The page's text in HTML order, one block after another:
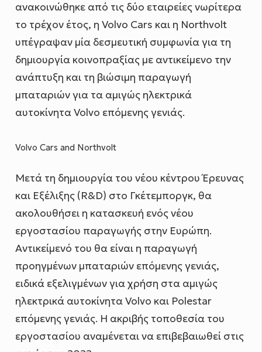
ανακοινώθηκε από τις δύο εταιρείες νωρίτερα
το τρέχον έτος, η Volvo Cars και η Northvolt
υπέγραψαν μία δεσμευτική συμφωνία για τη
δημιουργία κοινοπραξίας με αντικείμενο την
ανάπτυξη και τη βιώσιμη παραγωγή
μπαταριών για τα αμιγώς ηλεκτρικά
αυτοκίνητα Volvo επόμενης γενιάς.
Volvo Cars and Northvolt
Μετά τη δημιουργία του νέου κέντρου Έρευνας
και Εξέλιξης (R&D) στο Γκέτεμποργκ, θα
ακολουθήσει η κατασκευή ενός νέου
εργοστασίου παραγωγής στην Ευρώπη.
Αντικείμενό του θα είναι η παραγωγή
προηγμένων μπαταριών επόμενης γενιάς,
ειδικά εξελιγμένων για χρήση στα αμιγώς
ηλεκτρικά αυτοκίνητα Volvo και Polestar
επόμενης γενιάς. Η ακριβής τοποθεσία του
εργοστασίου αναμένεται να επιβεβαιωθεί στις